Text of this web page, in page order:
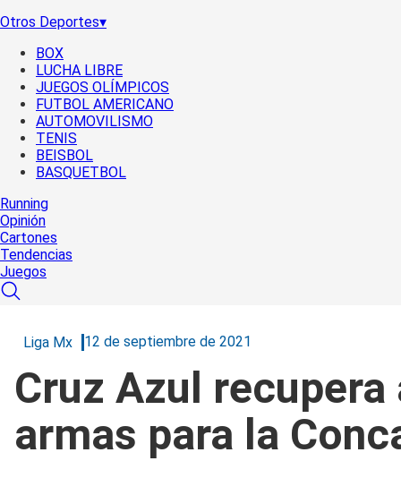
Otros Deportes▾
BOX
LUCHA LIBRE
JUEGOS OLÍMPICOS
FUTBOL AMERICANO
AUTOMOVILISMO
TENIS
BEISBOL
BASQUETBOL
Running
Opinión
Cartones
Tendencias
Juegos
Liga Mx 12 de septiembre de 2021
Cruz Azul
armas para la